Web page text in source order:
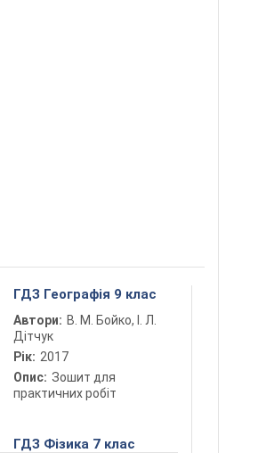
ГДЗ Географія 9 клас
Автори: В. М. Бойко, І. Л.
Дітчук
Рік: 2017
Опис: Зошит для
практичних робіт
ГДЗ Фізика 7 клас